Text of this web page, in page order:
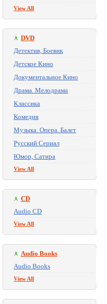
View All
DVD
Детектив, Боевик
Детское Кино
Документальное Кино
Драма. Мелодрама
Классика
Комедия
Музыка. Опера. Балет
Русский Сериал
Юмор, Сатира
View All
CD
Audio CD
View All
Audio Books
Audio Books
View All